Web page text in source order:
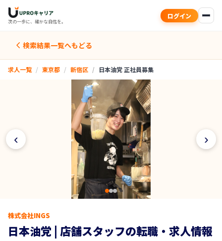
次の一歩に、確かな自信を。
ログイン
検索結果一覧へもどる
求人一覧 東京都 新宿区 日本油党 正社員募集
‹ ›
株式会社INGS
日本油党 | 店舗スタッフの転職・求人情報